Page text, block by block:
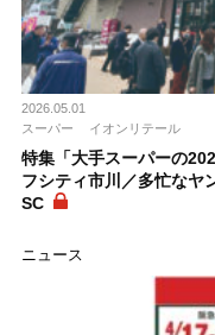
2026.05.01
スーパー
イオンリテール
特集「大手スーパーの
フシティ市川／多忙なヤ
SC
ニュース